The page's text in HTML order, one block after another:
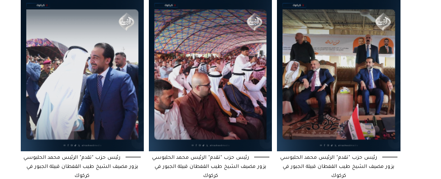
رئيس حزب "تقدم" الرئيس محمد الحلبوسي
يزور مضيف الشيخ طيب القفطان قبيلة الجبور في
كركوك
رئيس حزب "تقدم" الرئيس محمد الحلبوسي
يزور مضيف الشيخ طيب القفطان قبيلة الجبور في
كركوك
رئيس حزب "تقدم" الرئيس محمد الحلبوسي
يزور مضيف الشيخ طيب القفطان قبيلة الجبور في
كركوك